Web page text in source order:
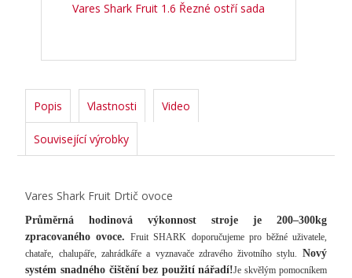
Vares Shark Fruit 1.6 Řezné ostří sada
Popis Vlastnosti Video
Související výrobky
Vares Shark Fruit Drtič ovoce
Průměrná hodinová výkonnost stroje je 200–300kg
zpracovaného ovoce.Fruit SHARK doporučujeme pro běžné uživatele,
chataře, chalupáře, zahrádkáře a vyznavače zdravého životního stylu. Nový
systém snadného čištění bez použití nářadí!Je skvělým pomocníkem